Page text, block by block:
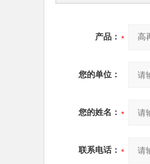
产品：
您的单位：
您的姓名：
联系电话：